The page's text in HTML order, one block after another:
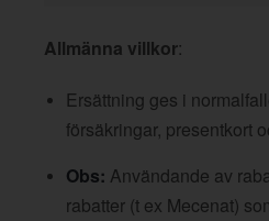
Allmänna villkor:
Ersättning ges i
försäkringar, presentkort
Obs: Användande av
rabatter (t ex Mecenat)